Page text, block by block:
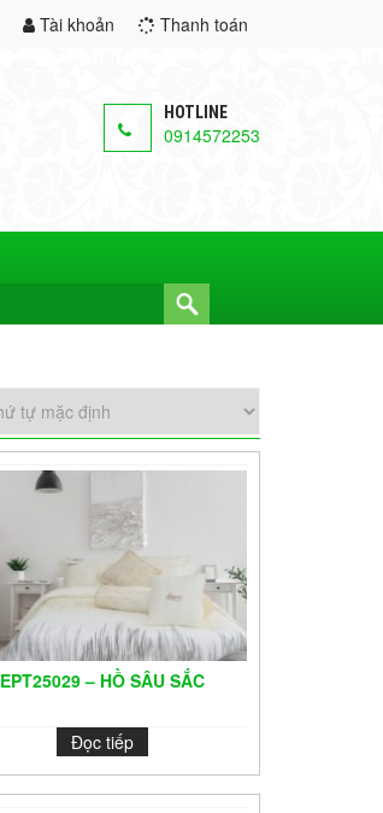
Tài khoản Thanh toán
HOTLINE
0914572253
EPT25029 – HỒ SÂU SẮC
Đọc tiếp